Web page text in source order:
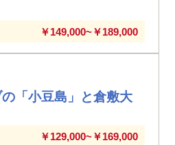
￥149,000~￥189,000
「小豆島」と倉敷大
￥129,000~￥169,000